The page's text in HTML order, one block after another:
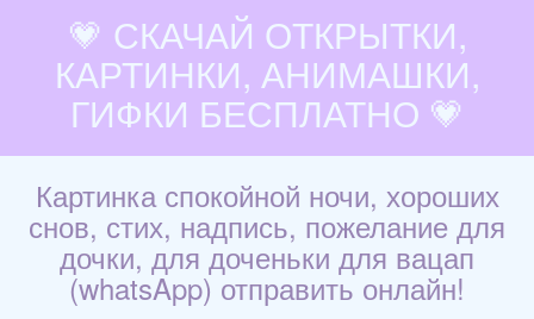
💗 СКАЧАЙ ОТКРЫТКИ,
КАРТИНКИ, АНИМАШКИ,
ГИФКИ БЕСПЛАТНО 💗
Картинка спокойной ночи, хороших
снов, стих, надпись, пожелание для
дочки, для доченьки для вацап
(whatsApp) отправить онлайн!